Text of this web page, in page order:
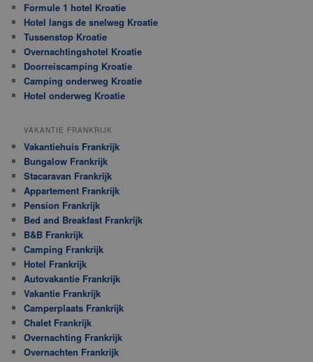
Formule 1 hotel Kroatie
Hotel langs de snelweg Kroatie
Tussenstop Kroatie
Overnachtingshotel Kroatie
Doorreiscamping Kroatie
Camping onderweg Kroatie
Hotel onderweg Kroatie
VAKANTIE FRANKRIJK
Vakantiehuis Frankrijk
Bungalow Frankrijk
Stacaravan Frankrijk
Appartement Frankrijk
Pension Frankrijk
Bed and Breakfast Frankrijk
B&B Frankrijk
Camping Frankrijk
Hotel Frankrijk
Autovakantie Frankrijk
Vakantie Frankrijk
Camperplaats Frankrijk
Chalet Frankrijk
Overnachting Frankrijk
Overnachten Frankrijk